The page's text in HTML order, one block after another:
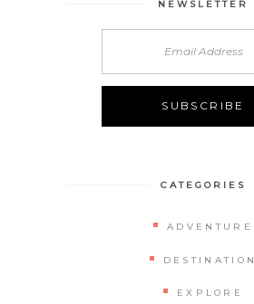
NEWSLETTER
CATEGORIES
ADVENTURE
DESTINATION
EXPLORE